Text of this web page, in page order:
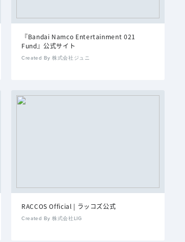
『Bandai Namco Entertainment 021
Fund』公式サイト
Created By 株式会社ジュニ
RACCOS Official | ラッコズ公式
Created By 株式会社LIG